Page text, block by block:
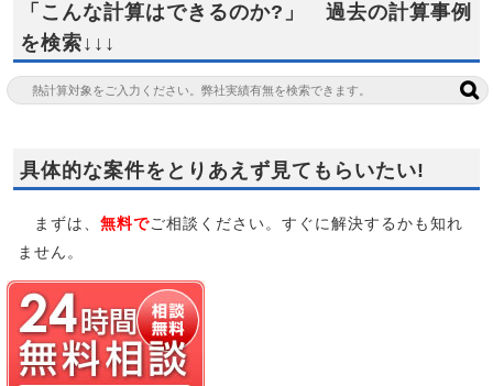
「こんな計算はできるのか?」 過去の計算事例
を検索↓↓↓
具体的な案件をとりあえず見てもらいたい!
まずは、 無料でご相談ください。すぐに解決するかも知れ
ません。